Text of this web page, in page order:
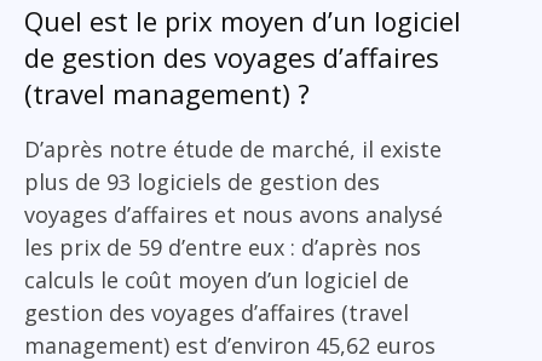
Quel est le prix moyen d’un logiciel
de gestion des voyages d’affaires
(travel management) ?
D’après notre étude de marché, il existe
plus de 93 logiciels de gestion des
voyages d’affaires et nous avons analysé
les prix de 59 d’entre eux : d’après nos
calculs le coût moyen d’un logiciel de
gestion des voyages d’affaires (travel
management) est d’environ 45,62 euros